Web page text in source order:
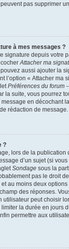
pas supprimer
à mes messages ?
signature depuis votre
cocherAttacher ma
aussi ajouter la
l’option « Attacher ma
Préférences du forum
la suite, vous pourrez
message en décochant
rédaction de message.
?
lors de la publication
d’un sujet (si
Sondage sous la
pas le droit
au moins deux
des réponses.
utilisateur peut choisir
la durée en jours
permettre aux